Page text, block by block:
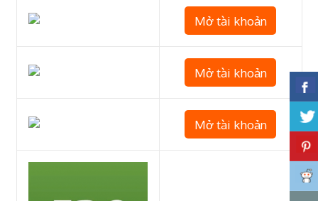
Mở tài khoản
Mở tài khoản
Mở tài khoản